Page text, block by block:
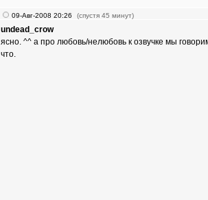
09-Авг-2008 20:26 (спустя 45 минут)
undead_crow
ясно. ^^ а про любовь/нелюбовь к озвучке мы
что.